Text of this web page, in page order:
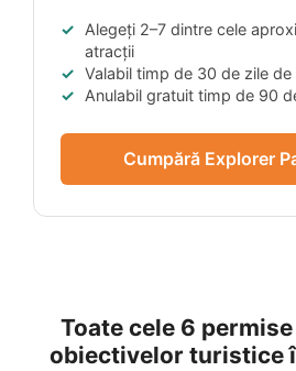
Alegeți 2–7 dintre cele
atracții
Valabil timp de 30 de zile de
Anulabil gratuit timp de 90
Cumpără Explorer
Toate cele 6
obiectivelor turistice